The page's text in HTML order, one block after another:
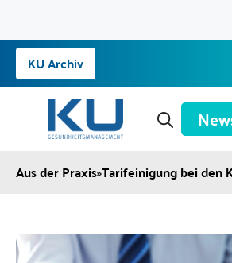
Zum
Inhalt
springen
KU Archiv
Aus der Praxis»Tarifeinigung bei den